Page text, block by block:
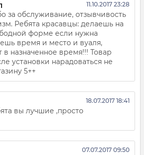
11.10.2017 23:28
за обслуживание, отзывчивость
Ребята красавцы: делаешь на
форме если нужна
время и место и вуаля,
в назначенное время!!! Товар
установки нарадоваться не
5++
18.07.2017 18:41
вы лучшие ,просто
07.07.2017 09:50